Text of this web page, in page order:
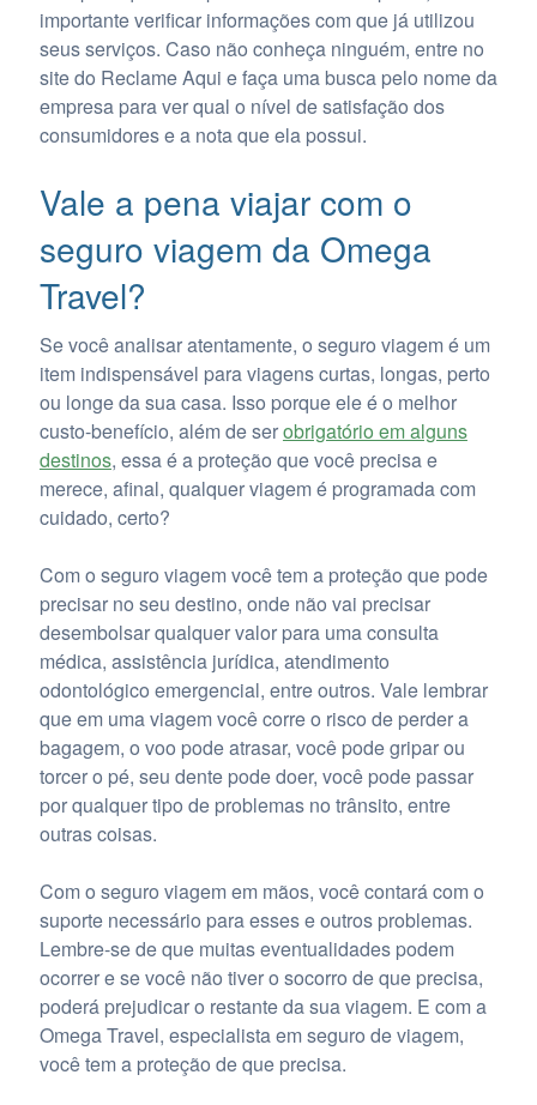
importante verificar informações com que já utilizou
seus serviços. Caso não conheça ninguém, entre no
site do Reclame Aqui e faça uma busca pelo nome da
empresa para ver qual o nível de satisfação dos
consumidores e a nota que ela possui.
Vale a pena viajar com o
seguro viagem da Omega
Travel?
Se você analisar atentamente, o seguro viagem é um
item indispensável para viagens curtas, longas, perto
ou longe da sua casa. Isso porque ele é o melhor
custo-benefício, além de serobrigatório em alguns
destinos, essa é a proteção que você precisa e
merece, afinal, qualquer viagem é programada com
cuidado, certo?
Com o seguro viagem você tem a proteção que pode
precisar no seu destino, onde não vai precisar
desembolsar qualquer valor para uma consulta
médica, assistência jurídica, atendimento
odontológico emergencial, entre outros. Vale lembrar
que em uma viagem você corre o risco de perder a
bagagem, o voo pode atrasar, você pode gripar ou
torcer o pé, seu dente pode doer, você pode passar
por qualquer tipo de problemas no trânsito, entre
outras coisas.
Com o seguro viagem em mãos, você contará com o
suporte necessário para esses e outros problemas.
Lembre-se de que muitas eventualidades podem
ocorrer e se você não tiver o socorro de que precisa,
poderá prejudicar o restante da sua viagem. E com a
Omega Travel, especialista em seguro de viagem,
você tem a proteção de que precisa.